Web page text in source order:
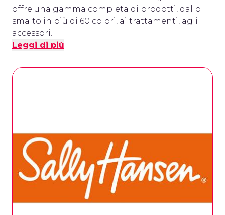
offre una gamma completa di prodotti, dallo
smalto in più di 60 colori, ai trattamenti, agli
accessori.
Leggi di più